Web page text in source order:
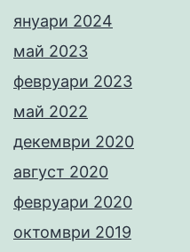
януари 2024
май 2023
февруари 2023
май 2022
декември 2020
август 2020
февруари 2020
октомври 2019